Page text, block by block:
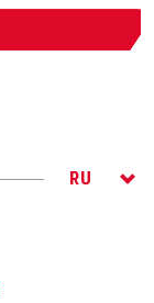
RU